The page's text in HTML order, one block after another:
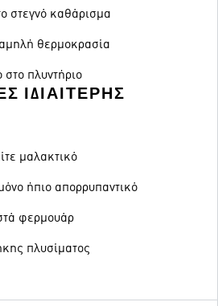
στεγνό καθάρισμα
θερμοκρασία
στο πλυντήριο
ΙΔΙΑΊΤΕΡΗΣ
μαλακτικό
ήπιο απορρυπαντικό
φερμουάρ
πλυσίματος